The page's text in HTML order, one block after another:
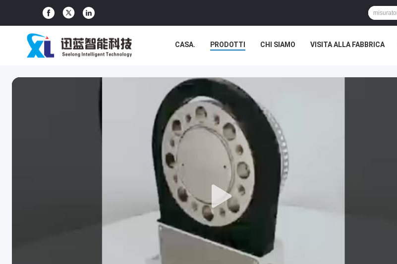
CASA. PRODOTTI CHI SIAMO VISITA ALLA FABBRICA